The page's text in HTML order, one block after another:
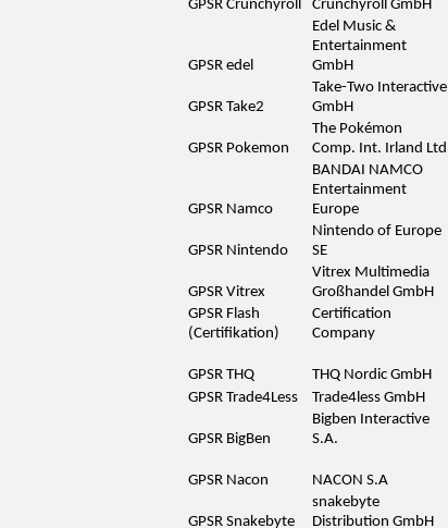
GPSR Crunchyroll
Crunchyroll GmbH
GPSR edel
Edel Music &
Entertainment
GmbH
GPSR Take2
Take-Two Interactive
GmbH
GPSR Pokemon
The Pokémon
Comp. Int. Irland Ltd
GPSR Namco
BANDAI NAMCO
Entertainment
Europe
GPSR Nintendo
Nintendo of Europe
SE
GPSR Vitrex
Vitrex Multimedia
Großhandel GmbH
GPSR Flash
(Certifikation)
Certification
Company
GPSR THQ THQ Nordic GmbH
GPSR Trade4Less
Trade4less GmbH
GPSR BigBen
Bigben Interactive
S.A.
GPSR Nacon NACON S.A
GPSR Snakebyte
snakebyte
Distribution GmbH